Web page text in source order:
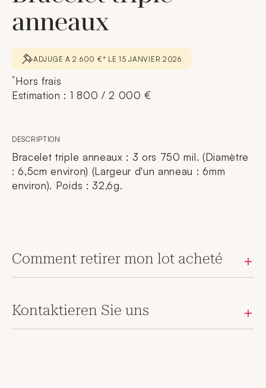
anneaux
ADJUGÉ À 2 600 €* LE 15 JANVIER 2026
*Hors frais
Estimation : 1 800 / 2 000 €
DESCRIPTION
Bracelet triple anneaux : 3 ors 750 mil. (Diamètre
: 6,5cm environ) (Largeur d'un anneau : 6mm
environ). Poids : 32,6g.
Comment retirer mon lot acheté
Kontaktieren Sie uns